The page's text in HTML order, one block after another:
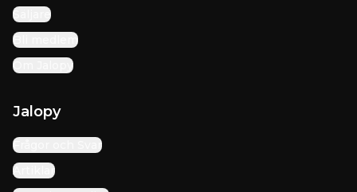
Säljare
Bli medlem
Om Jalopy
Jalopy
Frågor och Svar
Artiklar